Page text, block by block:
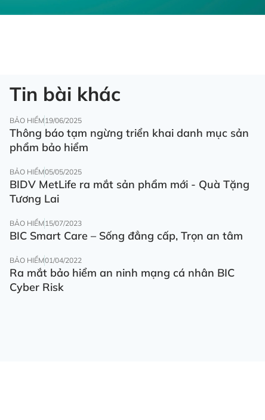
Tin bài khác
BẢO HIỂM19/06/2025
Thông báo tạm ngừng triển khai danh mục sản
phẩm bảo hiểm
BẢO HIỂM05/05/2025
BIDV MetLife ra mắt sản phẩm mới - Quà Tặng
Tương Lai
BẢO HIỂM15/07/2023
BIC Smart Care – Sống đẳng cấp, Trọn an tâm
BẢO HIỂM01/04/2022
Ra mắt bảo hiểm an ninh mạng cá nhân BIC
Cyber Risk